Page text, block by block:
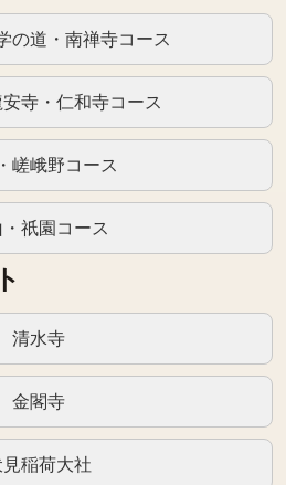
の道・南禅寺コース
寺・仁和寺コース
嵯峨野コース
祇園コース
清水寺
金閣寺
見稲荷大社